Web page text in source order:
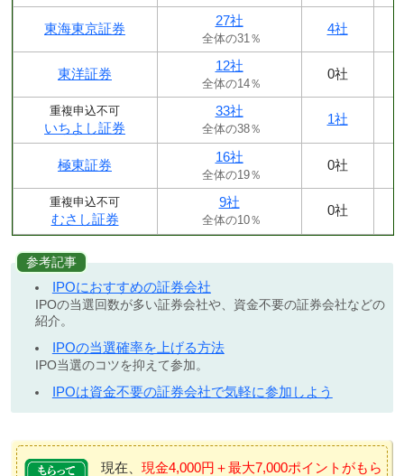
東海東京証券
27社
全体の31％
4社
東洋証券
12社
全体の14％
0社
重複申込不可
いちよし証券
33社
全体の38％
1社
極東証券
16社
全体の19％
0社
重複申込不可
むさし証券
9社
全体の10％
0社
参考記事
IPOにおすすめの証券会社
IPOの当選回数が多い証券会社や、資金不要の証券会社などの
紹介。
IPOの当選確率を上げる方法
IPO当選のコツを抑えて参加。
IPOは資金不要の証券会社で気軽に参加しよう
現在、 現金4,000円＋最大7,000ポイントがもら